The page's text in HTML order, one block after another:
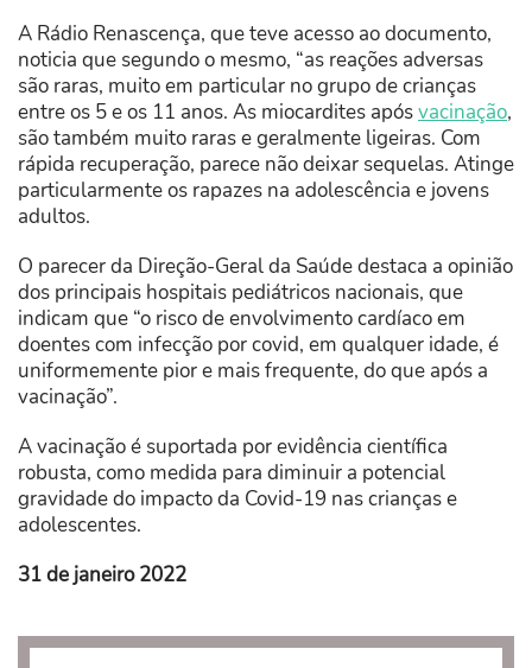
A Rádio Renascença, que teve acesso ao documento,
noticia que segundo o mesmo, “as reações adversas
são raras, muito em particular no grupo de crianças
entre os 5 e os 11 anos. As miocardites apósvacinação,
são também muito raras e geralmente ligeiras. Com
rápida recuperação, parece não deixar sequelas. Atinge
particularmente os rapazes na adolescência e jovens
adultos.
O parecer da Direção-Geral da Saúde destaca a opinião
dos principais hospitais pediátricos nacionais, que
indicam que “o risco de envolvimento cardíaco em
doentes com infecção por covid, em qualquer idade, é
uniformemente pior e mais frequente, do que após a
vacinação”.
A vacinação é suportada por evidência científica
robusta, como medida para diminuir a potencial
gravidade do impacto da Covid-19 nas crianças e
adolescentes.
31 de janeiro 2022